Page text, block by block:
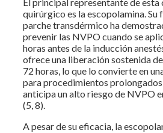
quirúrgico es la escopolamina. Su
parche transdérmico ha
prevenir las NVPO cuando se
horas antes de la inducción
ofrece una liberación sostenida
72 horas, lo que lo convierte en
para procedimientos prolongados
anticipa un alto riesgo de NVPO
(5, 8).
A pesar de su eficacia, la